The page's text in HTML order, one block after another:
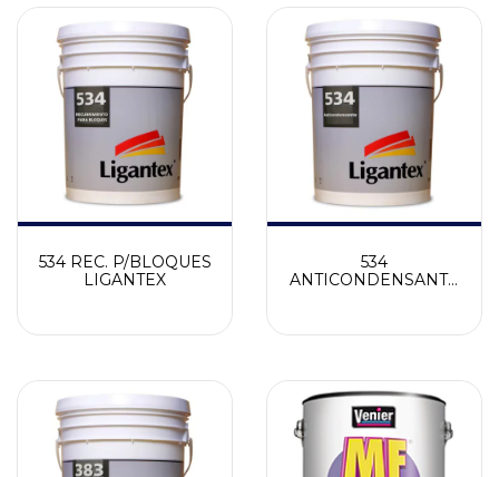
534 REC. P/BLOQUES
LIGANTEX
534
ANTICONDENSANTE